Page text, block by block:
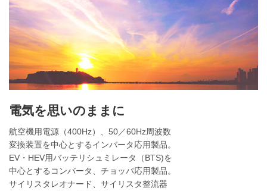
電気を思いのままに
航空機用電源（400Hz）、50／60Hz周波数
変換装置を中心とするインバータ応用製品。
EV・HEV用バッテリシュミレータ（BTS)を
中心とするコンバータ、チョッパ応用製品。
サイリスタレオナード、サイリスタ整流器